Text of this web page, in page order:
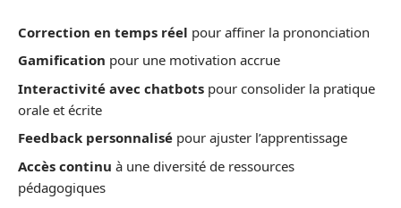
Correction en temps réel pour affiner la prononciation
Gamification pour une motivation accrue
Interactivité avec chatbots pour consolider la pratique
orale et écrite
Feedback personnalisé pour ajuster l’apprentissage
Accès continu à une diversité de ressources
pédagogiques